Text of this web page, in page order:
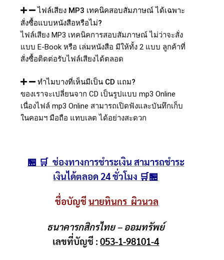
ไฟล์เสียง MP3 เทคนิคสอบสัมภาษณ์ ได้เฉพาะ
สั่งซื้อแบบหนังสือหรือไม่?
ไฟล์เสียง MP3 เทคนิคการสอบสัมภาษณ์ ไม่ว่าจะสั่ง
แบบ E-Book หรือ เล่มหนังสือ มีให้ทั้ง 2 แบบ ลูกค้าที่
สั่งซื้อติดต่อรับไฟล์เสียงได้ตลอด
ทำไมบางที่เห็นมีเป็น CD แถม?
ของเราจะเปลี่ยนจาก CD เป็นรูปแบบ mp3 Online
เนื่องไฟล์ mp3 Online สามารถเปิดฟังและบันทึกเก็บ
ในคอมฯ มือถือ แทบเลต ได้อย่างสะดวก
🏪 🛒 ช่องทางการชำระเงิน สามารถชำระ
เงินได้ตลอด 24 ชั่วโมง 🛒🏪
ชื่อบัญชีนายทินกร ผิวนวล
ธนาคารกสิกรไทย – ออมทรัพย์
เลขที่บัญชี :053-1-98101-4